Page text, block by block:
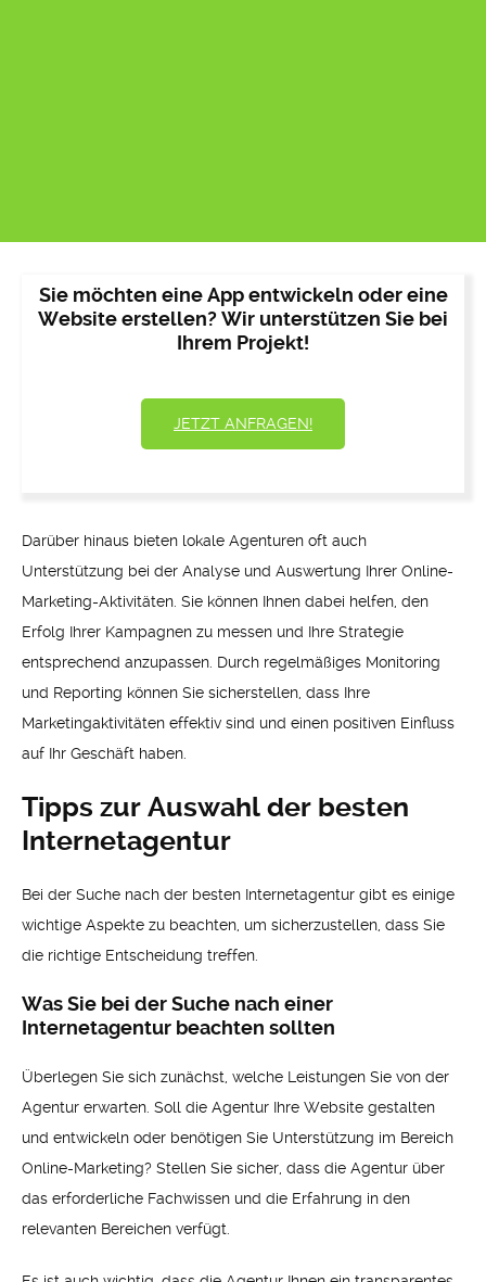
Sie möchten eine App entwickeln oder eine
Website erstellen? Wir unterstützen Sie bei
Ihrem Projekt!
JETZT ANFRAGEN!
Darüber hinaus bieten lokale Agenturen oft auch
Unterstützung bei der Analyse und Auswertung Ihrer Online-
Marketing-Aktivitäten. Sie können Ihnen dabei helfen, den
Erfolg Ihrer Kampagnen zu messen und Ihre Strategie
entsprechend anzupassen. Durch regelmäßiges Monitoring
und Reporting können Sie sicherstellen, dass Ihre
Marketingaktivitäten effektiv sind und einen positiven Einfluss
auf Ihr Geschäft haben.
Tipps zur Auswahl der besten
Internetagentur
Bei der Suche nach der besten Internetagentur gibt es einige
wichtige Aspekte zu beachten, um sicherzustellen, dass Sie
die richtige Entscheidung treffen.
Was Sie bei der Suche nach einer
Internetagentur beachten sollten
Überlegen Sie sich zunächst, welche Leistungen Sie von der
Agentur erwarten. Soll die Agentur Ihre Website gestalten
und entwickeln oder benötigen Sie Unterstützung im Bereich
Online-Marketing? Stellen Sie sicher, dass die Agentur über
das erforderliche Fachwissen und die Erfahrung in den
relevanten Bereichen verfügt.